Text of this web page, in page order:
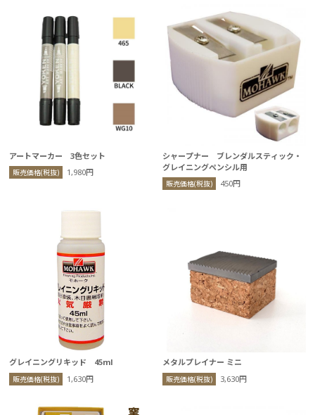
アートマーカー 3色セット
販売価格(税抜) 1,980円
シャープナー ブレンダルスティック・
グレイニングペンシル用
販売価格(税抜) 450円
グレイニングリキッド 45ml
販売価格(税抜) 1,630円
メタルプレイナー ミニ
販売価格(税抜) 3,630円